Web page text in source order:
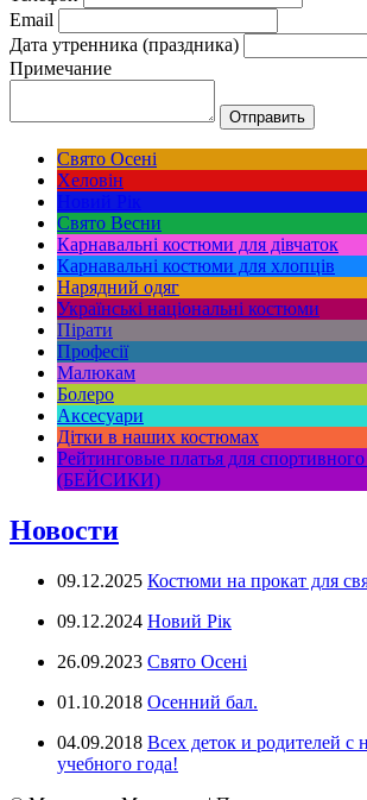
Email
Дата утренника (праздника)
Примечание
Свято Осені
Хеловін
Свято Весни
Карнавальні костюми для дівчаток
Карнавальні костюми для хлопців
Нарядний одяг
Українські національні костюми
Пірати
Професії
Малюкам
Болеро
Аксесуари
Дітки в наших костюмах
Рейтинговые платья для
(БЕЙСИКИ)
Новости
09.12.2025 Костюми на прокат для
09.12.2024 Новий Рік
26.09.2023 Свято Осені
01.10.2018 Осенний бал.
04.09.2018 Всех деток и родителей с
учебного года!